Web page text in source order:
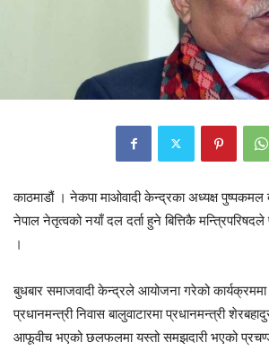
काठमाडौं । नेकपा माओवादी केन्द्रका अध्यक्ष पुष्पकमल
नेपाल नेतृत्वको नयाँ दल दर्ता हुने बित्तिकै
।
बुधबार समाजवादी केन्द्रले आयोजना गरेको
प्रधानमन्त्री निवास बालुवाटारमा प्रधानमन्त्री
आफूवीच भएको छलफलमा यस्तो समझदारी भएको